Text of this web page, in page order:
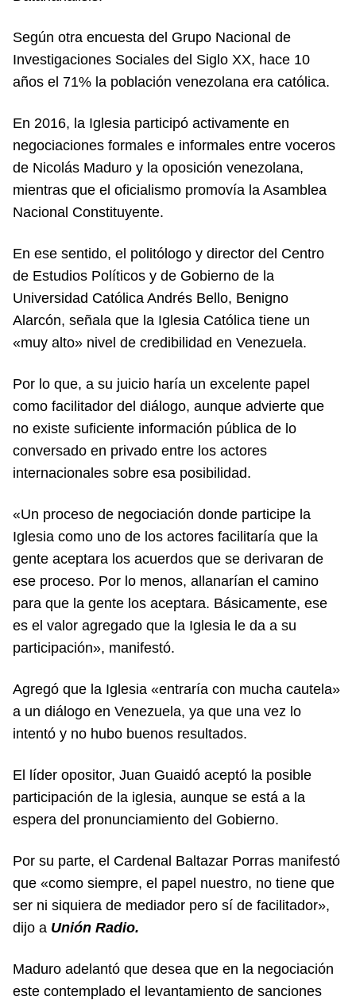
Según otra encuesta del Grupo Nacional de
Investigaciones Sociales del Siglo XX, hace 10
años el 71% la población venezolana era católica.
En 2016, la Iglesia participó activamente en
negociaciones formales e informales entre voceros
de Nicolás Maduro y la oposición venezolana,
mientras que el oficialismo promovía la Asamblea
Nacional Constituyente.
En ese sentido, el politólogo y director del Centro
de Estudios Políticos y de Gobierno de la
Universidad Católica Andrés Bello, Benigno
Alarcón, señala que la Iglesia Católica tiene un
«muy alto» nivel de credibilidad en Venezuela.
Por lo que, a su juicio haría un excelente papel
como facilitador del diálogo, aunque advierte que
no existe suficiente información pública de lo
conversado en privado entre los actores
internacionales sobre esa posibilidad.
«Un proceso de negociación donde participe la
Iglesia como uno de los actores facilitaría que la
gente aceptara los acuerdos que se derivaran de
ese proceso. Por lo menos, allanarían el camino
para que la gente los aceptara. Básicamente, ese
es el valor agregado que la Iglesia le da a su
participación», manifestó.
Agregó que la Iglesia «entraría con mucha cautela»
a un diálogo en Venezuela, ya que una vez lo
intentó y no hubo buenos resultados.
El líder opositor, Juan Guaidó aceptó la posible
participación de la iglesia, aunque se está a la
espera del pronunciamiento del Gobierno.
Por su parte, el Cardenal Baltazar Porras manifestó
que «como siempre, el papel nuestro, no tiene que
ser ni siquiera de mediador pero sí de facilitador»,
dijo a Unión Radio.
Maduro adelantó que desea que en la negociación
este contemplado el levantamiento de sanciones